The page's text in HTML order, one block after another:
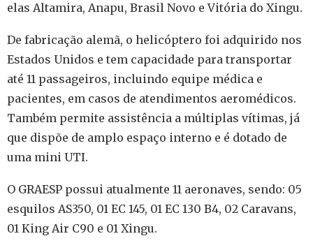
elas Altamira, Anapu, Brasil Novo e Vitória do Xingu.
De fabricação alemã, o helicóptero foi adquirido nos
Estados Unidos e tem capacidade para transportar
até 11 passageiros, incluindo equipe médica e
pacientes, em casos de atendimentos aeromédicos.
Também permite assistência a múltiplas vítimas, já
que dispõe de amplo espaço interno e é dotado de
uma mini UTI.
O GRAESP possui atualmente 11 aeronaves, sendo: 05
esquilos AS350, 01 EC 145, 01 EC 130 B4, 02 Caravans,
01 King Air C90 e 01 Xingu.